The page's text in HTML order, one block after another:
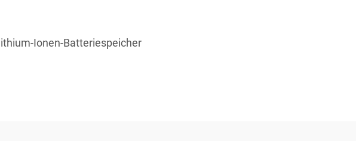
lithium-Ionen-Batteriespeicher